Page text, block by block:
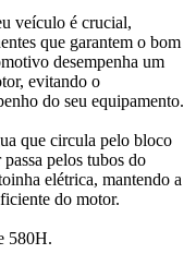
veículo é crucial,
que garantem o bom
desempenha um
evitando o
do seu equipamento.
que circula pelo bloco
pelos tubos do
elétrica, mantendo a
do motor.
580H.